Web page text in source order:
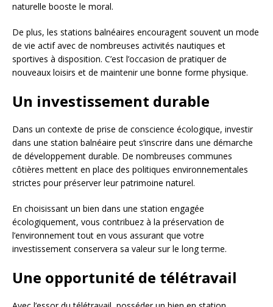
naturelle booste le moral.
De plus, les stations balnéaires encouragent souvent un mode
de vie actif avec de nombreuses activités nautiques et
sportives à disposition. C’est l’occasion de pratiquer de
nouveaux loisirs et de maintenir une bonne forme physique.
Un investissement durable
Dans un contexte de prise de conscience écologique, investir
dans une station balnéaire peut s’inscrire dans une démarche
de développement durable. De nombreuses communes
côtières mettent en place des politiques environnementales
strictes pour préserver leur patrimoine naturel.
En choisissant un bien dans une station engagée
écologiquement, vous contribuez à la préservation de
l’environnement tout en vous assurant que votre
investissement conservera sa valeur sur le long terme.
Une opportunité de télétravail